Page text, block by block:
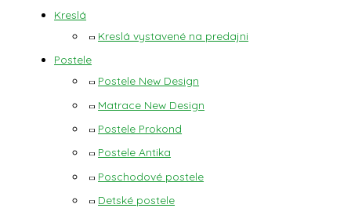
Kreslá
Kreslá vystavené na predajni
Postele
Postele New Design
Matrace New Design
Postele Prokond
Postele Antika
Poschodové postele
Detské postele